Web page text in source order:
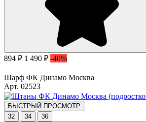
894 ₽ 1 490 ₽ -40%
Шарф ФК Динамо Москва
Арт. 02523
БЫСТРЫЙ ПРОСМОТР
32
34 36